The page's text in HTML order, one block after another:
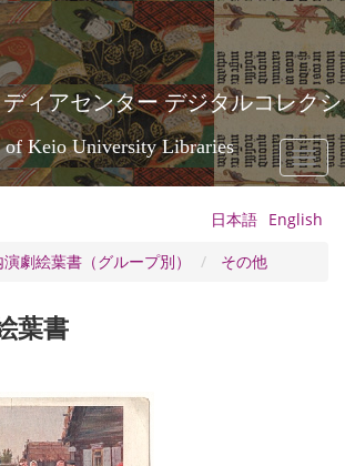
ィアセンター デジタルコレクシ
Keio University Libraries
Toggle
日本語 English
劇絵葉書（グループ別） その他
葉書